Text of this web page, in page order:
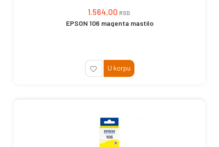
1.564,00 RSD.
EPSON 106 magenta mastilo
U korpu